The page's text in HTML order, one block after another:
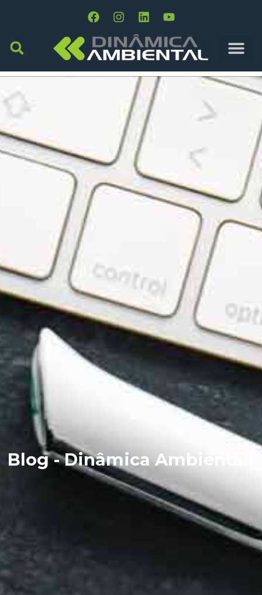
Blog - Dinâmica Ambiental